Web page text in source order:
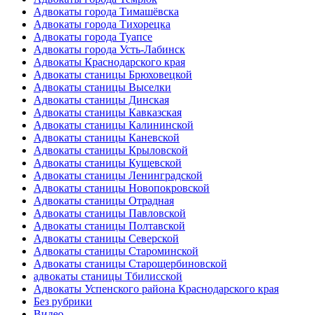
Адвокаты города Тимашёвска
Адвокаты города Тихорецка
Адвокаты города Туапсе
Адвокаты города Усть-Лабинск
Адвокаты Краснодарского края
Адвокаты станицы Брюховецкой
Адвокаты станицы Выселки
Адвокаты станицы Динская
Адвокаты станицы Кавказская
Адвокаты станицы Калининской
Адвокаты станицы Каневской
Адвокаты станицы Крыловской
Адвокаты станицы Кущевской
Адвокаты станицы Ленинградской
Адвокаты станицы Новопокровской
Адвокаты станицы Отрадная
Адвокаты станицы Павловской
Адвокаты станицы Полтавской
Адвокаты станицы Северской
Адвокаты станицы Староминской
Адвокаты станицы Старощербиновской
адвокаты станицы Тбилисской
Адвокаты Успенского района Краснодарского края
Без рубрики